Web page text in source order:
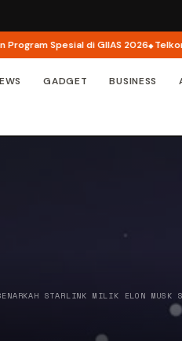
Spesial di GIIAS 2026 Telkom
GADGET BUSINESS
STARLINK MILIK ELON MUSK